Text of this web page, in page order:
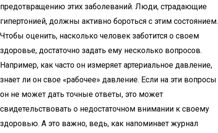
предотвращению этих заболеваний. Люди, страдающие
гипертонией, должны активно бороться с этим состоянием.
Чтобы оценить, насколько человек заботится о своем
здоровье, достаточно задать ему несколько вопросов.
Например, как часто он измеряет артериальное давление,
знает ли он свое «рабочее» давление. Если на эти вопросы
он не может дать точные ответы, это может
свидетельствовать о недостаточном внимании к своему
здоровью. А это важно, ведь, как напоминает журнал